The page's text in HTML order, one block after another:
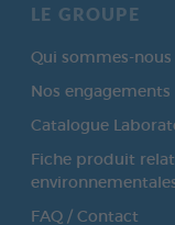
LE GROUPE
Qui sommes-nous
Nos engagements
Catalogue
Fiche produit
FAQ / Contact